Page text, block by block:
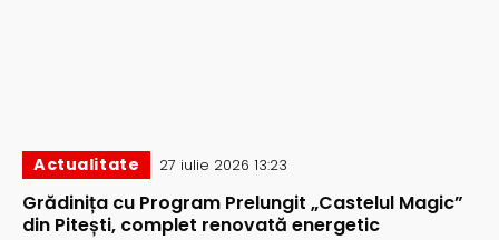
Actualitate 27 iulie 2026 13:23
Grădinița cu Program Prelungit „Castelul Magic”
din Pitești, complet renovată energetic